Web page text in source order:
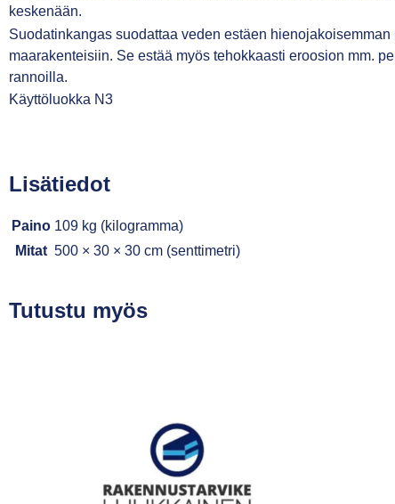
keskenään.
Suodatinkangas suodattaa veden estäen
maarakenteisiin. Se estää myös tehokkaasti eroosion mm.
rannoilla.
Käyttöluokka N3
Lisätiedot
Paino 109 kg (kilogramma)
Mitat 500 × 30 × 30 cm (senttimetri)
Tutustu myös